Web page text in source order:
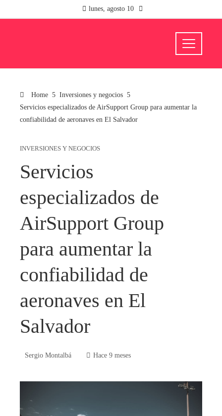
lunes, agosto 10
Home
Inversiones y negocios
Servicios especializados de AirSupport Group para aumentar la
confiabilidad de aeronaves en El Salvador
INVERSIONES Y NEGOCIOS
Servicios
especializados de
AirSupport Group
para aumentar la
confiabilidad de
aeronaves en El
Salvador
Sergio Montalbá Hace 9 meses